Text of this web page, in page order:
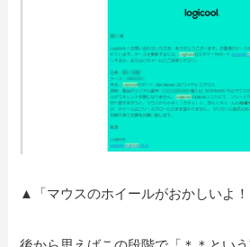
▲「マウスのホイールがおかしいよ！